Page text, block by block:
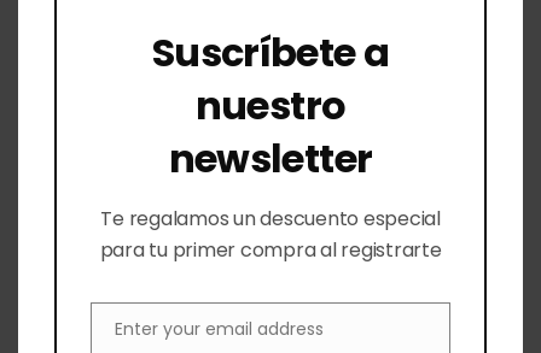
Mi Cuenta
Checkout
Lista de Deseos
Suscríbete a
nuestro
newsletter
Te regalamos un descuento especial
para tu primer compra al registrarte
EmailEnter your email address